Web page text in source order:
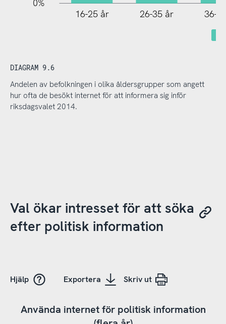
0%
16-25 år 26-35 år 36-
DIAGRAM 9.6
Andelen av befolkningen i olika åldersgrupper som angett
hur ofta de besökt internet för att informera sig inför
riksdagsvalet 2014.
Val ökar intresset för att söka
efter politisk information
Hjälp Exportera Skriv ut
Använda internet för politisk information